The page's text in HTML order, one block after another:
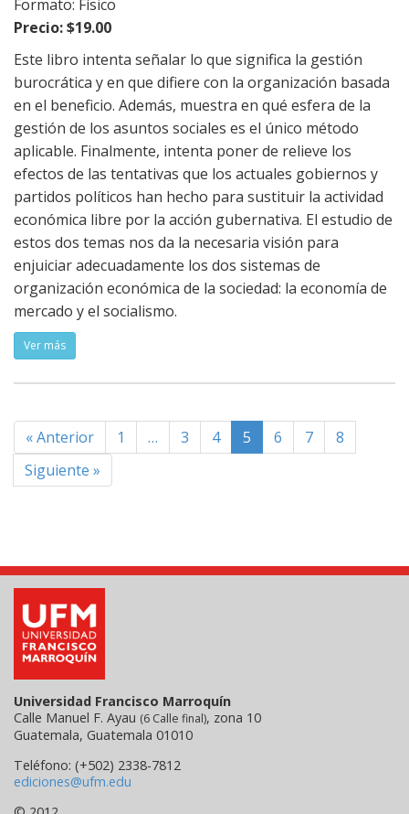
Formato: Físico
Precio: $19.00
Este libro intenta señalar lo que significa la gestión
burocrática y en que difiere con la organización basada
en el beneficio. Además, muestra en qué esfera de la
gestión de los asuntos sociales es el único método
aplicable. Finalmente, intenta poner de relieve los
efectos de las tentativas que los actuales gobiernos y
partidos políticos han hecho para sustituir la actividad
económica libre por la acción gubernativa. El estudio de
estos dos temas nos da la necesaria visión para
enjuiciar adecuadamente los dos sistemas de
organización económica de la sociedad: la economía de
mercado y el socialismo.
Ver más
« Anterior 1 … 3 4 5 6 7
8
Siguiente »
Universidad Francisco Marroquín
Calle Manuel F. Ayau (6 Calle final), zona 10
Guatemala, Guatemala 01010
Teléfono: (+502) 2338-7812
ediciones@ufm.edu